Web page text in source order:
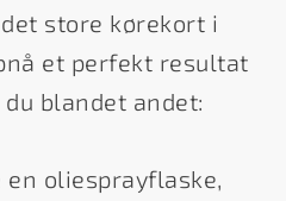
store kørekort i
et perfekt resultat
blandet andet:
en oliesprayflaske,